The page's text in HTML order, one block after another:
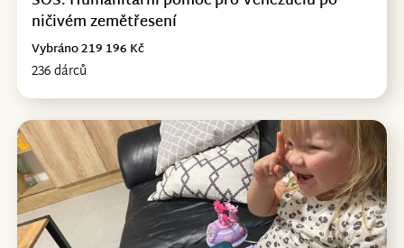
ničivém zemětřesení
236 dárců
Vybráno 219 196 Kč